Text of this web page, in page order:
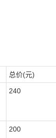
总价(元)
240
200